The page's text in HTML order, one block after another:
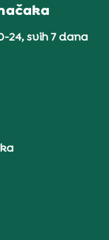
24, svih 7 dana